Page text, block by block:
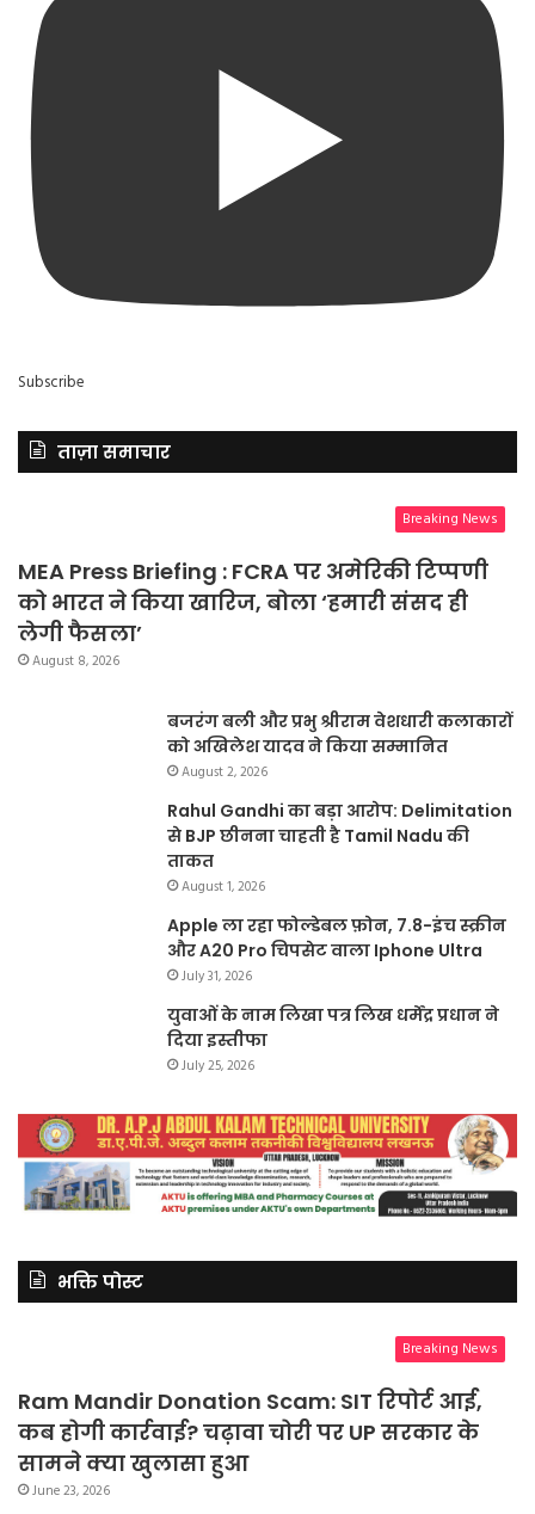
Subscribe
ताज़ा समाचार
Breaking News
MEA Press Briefing : FCRA पर अमेरिकी टिप्पणी
को भारत ने किया खारिज, बोला ‘हमारी संसद ही
लेगी फैसला’
August 8, 2026
बजरंग बली और प्रभु श्रीराम वेशधारी कलाकारों
को अखिलेश यादव ने किया सम्मानित
August 2, 2026
Rahul Gandhi का बड़ा आरोप: Delimitation
से BJP छीनना चाहती है Tamil Nadu की
ताकत
August 1, 2026
Apple ला रहा फोल्डेबल फ़ोन, 7.8-इंच स्क्रीन
और A20 Pro चिपसेट वाला Iphone Ultra
July 31, 2026
युवाओं के नाम लिखा पत्र लिख धर्मेंद्र प्रधान ने
दिया इस्तीफा
July 25, 2026
भक्ति पोस्ट
Breaking News
Ram Mandir Donation Scam: SIT रिपोर्ट आई,
कब होगी कार्रवाई? चढ़ावा चोरी पर UP सरकार के
सामने क्या खुलासा हुआ
June 23, 2026